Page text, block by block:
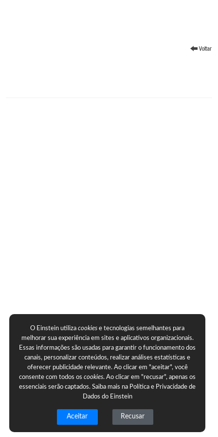
O Einstein utilizacookies e tecnologias semelhantes para
melhorar sua experiência em sites e aplicativos organizacionais.
Essas informações são usadas para garantir o funcionamento dos
canais, personalizar conteúdos, realizar análises estatísticas e
oferecer publicidade relevante. Ao clicar em "aceitar", você
consente com todos oscookies. Ao clicar em "recusar", apenas os
essenciais serão captados. Saiba mais na Política e Privacidade de
Dados do Einstein
Aceitar Recusar